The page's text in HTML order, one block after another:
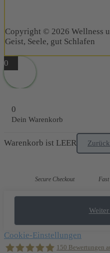
Copyright © 2026 Wellness
Geist, Seele, gut Schlafen
0
0
Dein Warenkorb
Warenkorb ist LEER
Secure Checkout
Cookie-Einstellungen
150 Bewertungen